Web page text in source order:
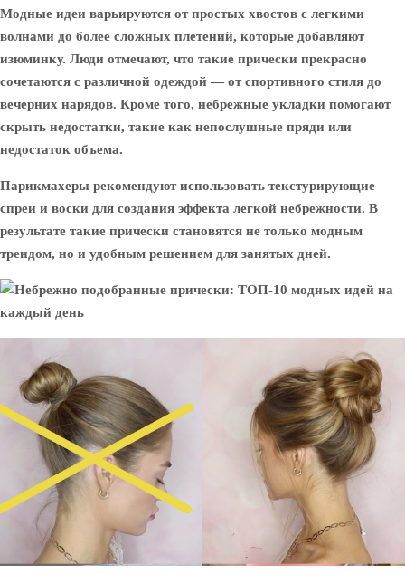
Модные идеи варьируются от простых хвостов с легкими
волнами до более сложных плетений, которые добавляют
изюминку. Люди отмечают, что такие прически прекрасно
сочетаются с различной одеждой — от спортивного стиля до
вечерних нарядов. Кроме того, небрежные укладки помогают
скрыть недостатки, такие как непослушные пряди или
недостаток объема.
Парикмахеры рекомендуют использовать текстурирующие
спреи и воски для создания эффекта легкой небрежности. В
результате такие прически становятся не только модным
трендом, но и удобным решением для занятых дней.